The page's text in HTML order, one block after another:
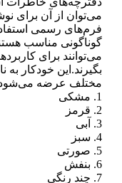
می‌توان از آن برای
فرم‌های رسمی
گوناگونی مناسب
می‌توانند برای
مختلف عرضه می‌شود.
1. مشکی
2. قرمز
3. آبی
4. سبز
5. صورتی
6. بنفش
7. چند رنگی